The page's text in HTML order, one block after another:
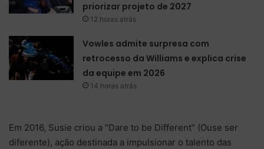
priorizar projeto de 2027
12 horas atrás
Vowles admite surpresa com
retrocesso da Williams e explica crise
da equipe em 2026
14 horas atrás
Em 2016, Susie criou a “Dare to be Different” (Ouse ser
diferente), ação destinada a impulsionar o talento das